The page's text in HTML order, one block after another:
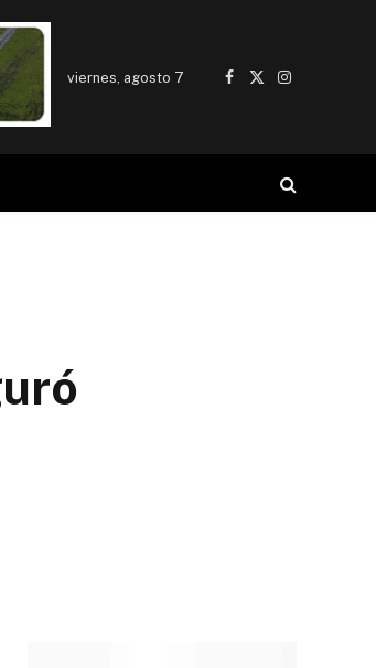
viernes, agosto 7
Facebook
X
Instagram